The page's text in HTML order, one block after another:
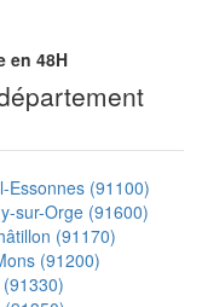
en 48H
Essonnes (91100)
sur-Orge (91600)
(91170)
(91200)